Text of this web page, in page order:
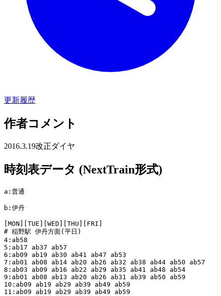
更新履歴
作者コメント
2016.3.19改正ダイヤ
時刻表データ (NextTrain形式)
a:普通
b:伊丹
[MON][TUE][WED][THU][FRI]
# 稲野駅 伊丹方面(平日)
4:ab58
5:ab17 ab37 ab57
6:ab09 ab19 ab30 ab41 ab47 ab53
7:ab01 ab08 ab14 ab20 ab26 ab32 ab38 ab44 ab50 ab57
8:ab03 ab09 ab16 ab22 ab29 ab35 ab41 ab48 ab54
9:ab01 ab08 ab13 ab20 ab26 ab31 ab39 ab50 ab59
10:ab09 ab19 ab29 ab39 ab49 ab59
11:ab09 ab19 ab29 ab39 ab49 ab59